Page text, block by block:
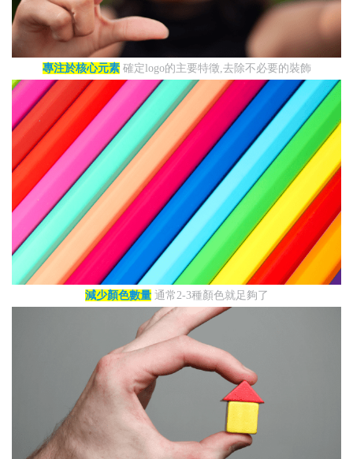
專注於核心元素確定logo的主要特徵,去除不必要的裝飾
減少顏色數量通常2-3種顏色就足夠了